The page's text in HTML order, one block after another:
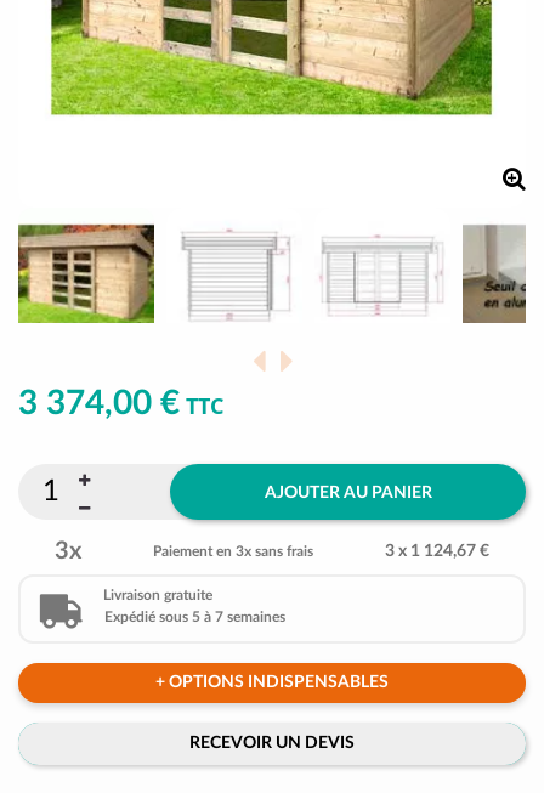
3 374,00 € TTC
AJOUTER AU PANIER
3x Paiement en 3x sans frais 3 x 1 124,67 €
Livraison gratuite
Expédié sous 5 à 7 semaines
+ OPTIONS INDISPENSABLES
RECEVOIR UN DEVIS